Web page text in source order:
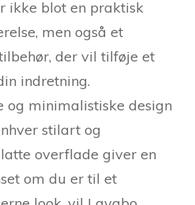
ikke blot en praktisk
men også et
der vil tilføje et
indretning.
og minimalistiske design
stilart og
overflade giver en
om du er til et